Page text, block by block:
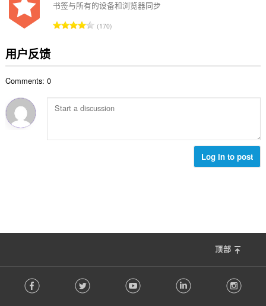
次
：
书签与所有的设备和浏览器同步
总170
用户反馈
Comments: 0
Log in to post
顶部
o Facebook Twitter Youtube LinkedIn